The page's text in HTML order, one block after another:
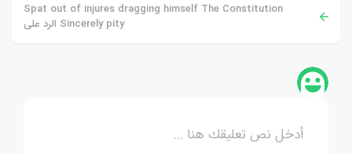
Spat out of injures dragging himself The Constitution
Sincerely pity الرد على